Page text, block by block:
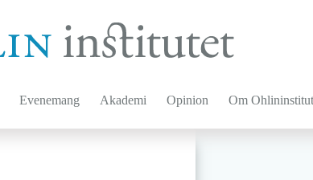
Evenemang Akademi Opinion Om